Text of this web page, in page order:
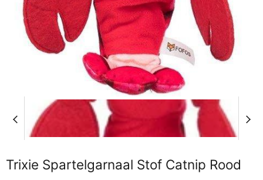
Trixie Spartelgarnaal Stof Catnip Rood